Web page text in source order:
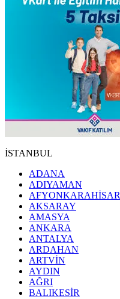
İSTANBUL
ADANA
ADIYAMAN
AFYONKARAHİSAR
AKSARAY
AMASYA
ANKARA
ANTALYA
ARDAHAN
ARTVİN
AYDIN
AĞRI
BALIKESİR